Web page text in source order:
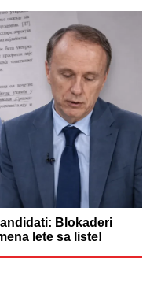
Blokaderi
lete sa liste!